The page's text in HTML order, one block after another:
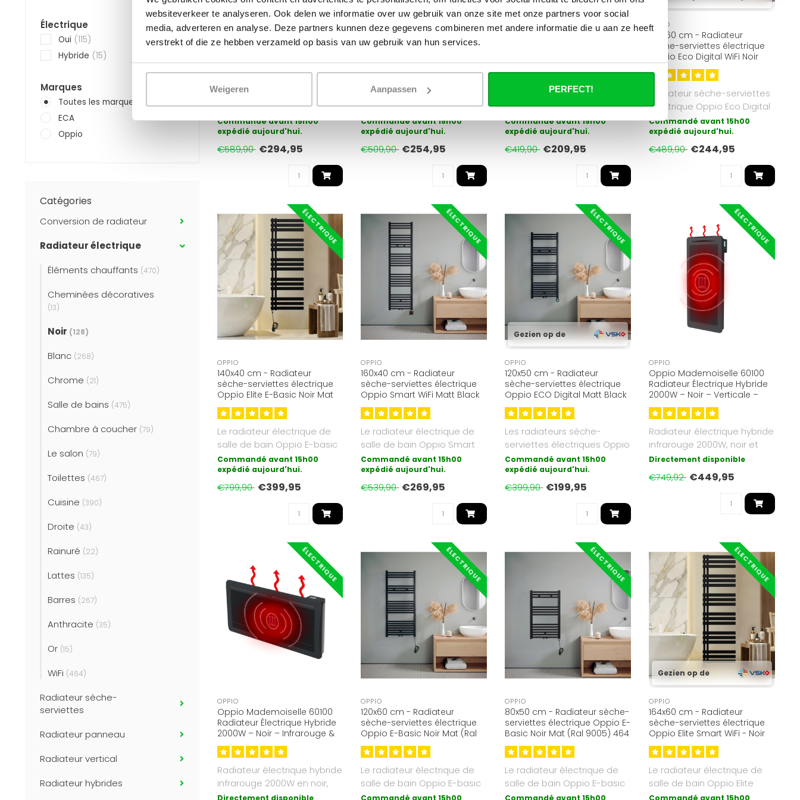
websiteverkeer te analyseren. Ook delen we informatie over uw gebruik van onze site met onze partners voor social
media, adverteren en analyse. Deze partners kunnen deze gegevens combineren met andere informatie die u aan ze heeft
verstrekt of die ze hebben verzameld op basis van uw gebruik van hun services.
Weigeren Aanpassen PERFECT!
Électrique
Oui (115)
Hybride (15)
Marques
Toutes les marques
ECA
Oppio
Catégories
Conversion de radiateur
Radiateur électrique
Éléments chauffants (470)
Cheminées décoratives
(13)
Noir (128)
Blanc (268)
Chrome (21)
Salle de bains (475)
Chambre à coucher (79)
Le salon (79)
Toilettes (467)
Cuisine (390)
Droite (43)
Rainuré (22)
Lattes (135)
Barres (267)
Anthracite (35)
Or (15)
WiFi (464)
Radiateur sèche-
serviettes
Radiateur panneau
Radiateur vertical
Radiateur hybrides
OPPIO
160x60 cm - Radiateur
sèche-serviettes électrique
(Ral 9005)
Le radiateur électrique de
salle de bain Oppio Smart
Wifi avec contrôle sans f..
Commandé avant 15h00
expédié aujourd'hui.
€589,90 €294,95
OPPIO
180x60 cm - Radiateur
sèche-serviettes électrique
9005) 1214 Watt
Le radiateur électrique de
salle de bain Oppio E-basic
est la forme de chauffag..
Commandé avant 15h00
expédié aujourd'hui.
€509,90 €254,95
OPPIO
160x50 cm - Radiateur
9005) 906 Watt
Le radiateur électrique de
salle de bain Oppio E-basic
est la forme de chauffag..
Commandé avant 15h00
expédié aujourd'hui.
€419,90 €209,95
OPPIO
160x60 cm - Radiateur
sèche-serviettes électrique
Oppio Eco Digital WiFi Noir
Mat (Ral 9005)
Radiateur sèche-serviettes
électrique Oppio Eco Digital
avec WiFi et fonction ..
Commandé avant 15h00
expédié aujourd'hui.
€489,90 €244,95
ÉLECTRIQUE
OPPIO
140x40 cm - Radiateur
sèche-serviettes électrique
Oppio Elite E-Basic Noir Mat
(Ral 9005) 682 Watt
Le radiateur électrique de
salle de bain Oppio E-basic
est la forme de chauffag..
Commandé avant 15h00
expédié aujourd'hui.
€799,90 €399,95
ÉLECTRIQUE
OPPIO
160x40 cm - Radiateur
sèche-serviettes électrique
Oppio Smart WiFi Matt Black
(Ral 9005)
Le radiateur électrique de
salle de bain Oppio Smart
Wifi avec contrôle sans f..
Commandé avant 15h00
expédié aujourd'hui.
€539,90 €269,95
ÉLECTRIQUE
Gezien op de
OPPIO
120x50 cm - Radiateur
sèche-serviettes électrique
Oppio ECO Digital Matt Black
(Ral 9005)
Les radiateurs sèche-
serviettes électriques Oppio
Smart Digital Black que
nous..
Commandé avant 15h00
expédié aujourd'hui.
€399,90 €199,95
ÉLECTRIQUE
OPPIO
Oppio Mademoiselle 60100
Radiateur Électrique Hybride
2000W – Noir – Verticale –
Infrarouge & Convection
Radiateur électrique hybride
infrarouge 2000W, noir et
vertical, avec fonction ..
Directement disponible
€749,92 €449,95
ÉLECTRIQUE
OPPIO
Oppio Mademoiselle 60100
Radiateur Électrique Hybride
2000W – Noir – Infrarouge &
Convection
Radiateur électrique hybride
infrarouge 2000W en noir,
avec fonction Wi-Fi, com..
Directement disponible
ÉLECTRIQUE
OPPIO
120x60 cm - Radiateur
sèche-serviettes électrique
Oppio E-Basic Noir Mat (Ral
9005) 794 Watt
Le radiateur électrique de
salle de bain Oppio E-basic
est la forme de chauffag..
Commandé avant 15h00
ÉLECTRIQUE
OPPIO
80x50 cm - Radiateur sèche-
serviettes électrique Oppio E-
Basic Noir Mat (Ral 9005) 464
Watt
Le radiateur électrique de
salle de bain Oppio E-basic
est la forme de chauffag..
Commandé avant 15h00
ÉLECTRIQUE
Gezien op de
OPPIO
164x60 cm - Radiateur
sèche-serviettes électrique
Oppio Elite Smart WiFi - Noir
mat (Ral 9005)
Le radiateur électrique de
salle de bain Oppio Elite
Smart Wifi avec contrôle ..
Commandé avant 15h00